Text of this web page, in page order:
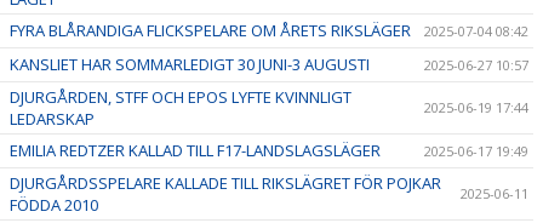
FYRA BLÅRANDIGA FLICKSPELARE OM ÅRETS RIKSLÄGER 2025-07-04 08:42
KANSLIET HAR SOMMARLEDIGT 30 JUNI-3 AUGUSTI 2025-06-27 10:57
DJURGÅRDEN, STFF OCH EPOS LYFTE KVINNLIGT
LEDARSKAP
2025-06-19 17:44
EMILIA REDTZER KALLAD TILL F17-LANDSLAGSLÄGER 2025-06-17 19:49
DJURGÅRDSSPELARE KALLADE TILL RIKSLÄGRET FÖR POJKAR
FÖDDA 2010
2025-06-11